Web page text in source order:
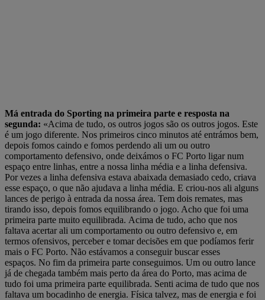
Má entrada do Sporting na primeira parte e resposta na
segunda: «Acima de tudo, os outros jogos são os outros jogos. Este
é um jogo diferente. Nos primeiros cinco minutos até entrámos bem,
depois fomos caindo e fomos perdendo ali um ou outro
comportamento defensivo, onde deixámos o FC Porto ligar num
espaço entre linhas, entre a nossa linha média e a linha defensiva.
Por vezes a linha defensiva estava abaixada demasiado cedo, criava
esse espaço, o que não ajudava a linha média. E criou-nos ali alguns
lances de perigo à entrada da nossa área. Tem dois remates, mas
tirando isso, depois fomos equilibrando o jogo. Acho que foi uma
primeira parte muito equilibrada. Acima de tudo, acho que nos
faltava acertar ali um comportamento ou outro defensivo e, em
termos ofensivos, perceber e tomar decisões em que podíamos ferir
mais o FC Porto. Não estávamos a conseguir buscar esses
espaços. No fim da primeira parte conseguimos. Um ou outro lance
já de chegada também mais perto da área do Porto, mas acima de
tudo foi uma primeira parte equilibrada. Senti acima de tudo que nos
faltava um bocadinho de energia. Física talvez, mas de energia e foi